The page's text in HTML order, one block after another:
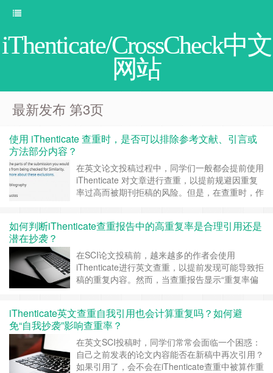
iThenticate/CrossCheck中文
网站
最新发布 第3页
使用 iThenticate 查重时，是否可以排除参考文献、引言或
方法部分内容？
在英文论文投稿过程中，同学们一般都会提前使用
iThenticate 对文章进行查重，以提前规避因重复
率过高而被期刊拒稿的风险。但是，在查重时，作
核心部分”造成重复率偏高？ 一、iThenticate 是否
继续阅读 »
如何判断iThenticate查重报告中的高重复率是合理引用还是
潜在抄袭？
在SCI论文投稿前，越来越多的作者会使用
iThenticate进行英文查重，以提前发现可能导致拒
稿的重复内容。然而，当查重报告显示“重复率偏
大量自己之前发表内容的重复时，更令人担心是否
会被认定为“自我抄袭”。 一、iThenticate如何识别
重复内容？ i……继续阅读 »
iThenticate英文查重自我引用也会计算重复吗？如何避
免“自我抄袭”影响查重率？
在英文SCI投稿时，同学们常常会面临一个困惑：
自己之前发表的论文内容能否在新稿中再次引用？
如果引用了，会不会在iThenticate查重中被算作重